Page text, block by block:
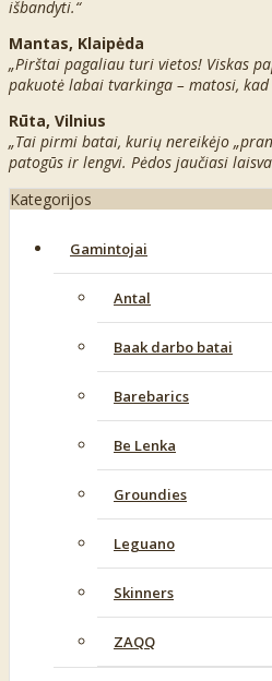
išbandyti.“
Mantas, Klaipėda
„Pirštai pagaliau turi vietos! Viskas
pakuotė labai tvarkinga – matosi,
Rūta, Vilnius
„Tai pirmi batai, kurių nereikėjo
patogūs ir lengvi. Pėdos jaučiasi
Kategorijos
Gamintojai
Antal
Baak darbo batai
Barebarics
Be Lenka
Groundies
Leguano
Skinners
ZAQQ